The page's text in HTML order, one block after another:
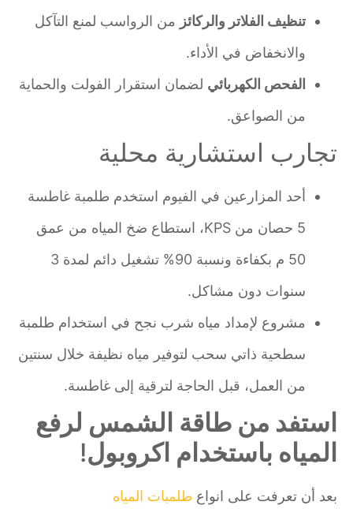
تنظيف الفلاتر والركائزمن الرواسب لمنع التآكل
والانخفاض في الأداء.
الفحص الكهربائيلضمان استقرار الفولت والحماية
من الصواعق.
تجارب استشارية محلية
أحد المزارعين في الفيوم استخدم طلمبة غاطسة
5 حصان من KPS، استطاع ضخ المياه من عمق
50 م بكفاءة ونسبة 90% تشغيل دائم لمدة 3
سنوات دون مشاكل.
مشروع لإمداد مياه شرب نجح في استخدام طلمبة
سطحية ذاتي سحب لتوفير مياه نظيفة خلال سنتين
من العمل، قبل الحاجة لترقية إلى غاطسة.
استفد من طاقة الشمس لرفع
المياه باستخدام اكروبول!
بعد أن تعرفت على انواعطلمبات المياه